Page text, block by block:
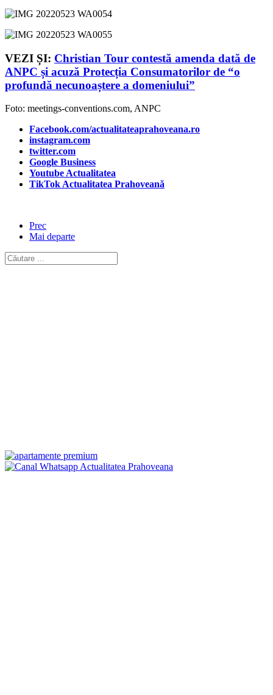
VEZI ȘI: Christian Tour contestă amenda dată de
ANPC și acuză Protecția Consumatorilor de “o
profundă necunoaștere a domeniului”
Foto: meetings-conventions.com, ANPC
Facebook.com/actualitateaprahoveana.ro
instagram.com
twitter.com
Google Business
Youtube Actualitatea
TikTok Actualitatea Prahoveană
Prec
Mai departe